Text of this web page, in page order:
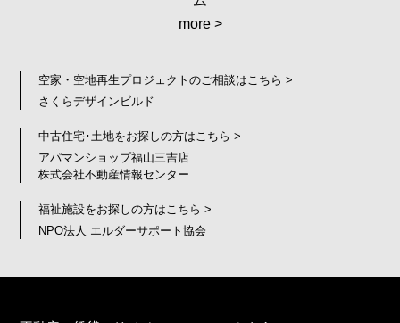
more >
空家・空地再生プロジェクトのご相談はこちら >
さくらデザインビルド
中古住宅･土地をお探しの方はこちら >
アパマンショップ福山三吉店
株式会社不動産情報センター
福祉施設をお探しの方はこちら >
NPO法人 エルダーサポート協会